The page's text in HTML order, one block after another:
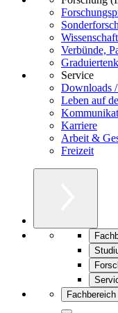
Verbünde,
Service
Downloads
Leben auf
Karriere
Arbeit &
Freizeit
Fachbereich